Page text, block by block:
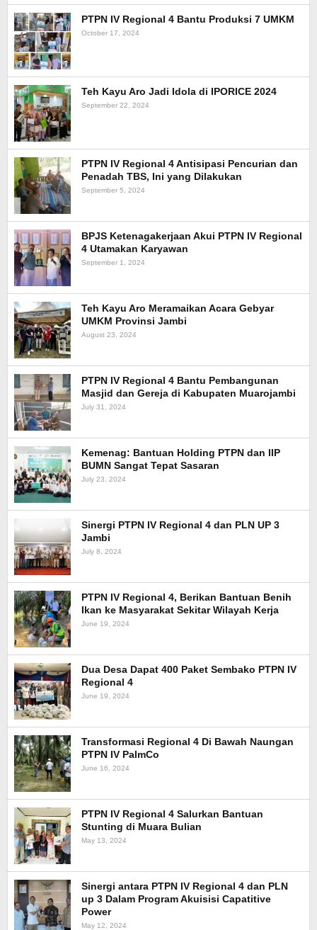
PTPN IV Regional 4 Bantu Produksi 7 UMKM
October 17, 2024
Teh Kayu Aro Jadi Idola di IPORICE 2024
September 22, 2024
PTPN IV Regional 4 Antisipasi Pencurian dan
Penadah TBS, Ini yang Dilakukan
September 5, 2024
BPJS Ketenagakerjaan Akui PTPN IV Regional
4 Utamakan Karyawan
September 1, 2024
Teh Kayu Aro Meramaikan Acara Gebyar
UMKM Provinsi Jambi
August 23, 2024
PTPN IV Regional 4 Bantu Pembangunan
Masjid dan Gereja di Kabupaten Muarojambi
July 31, 2024
Kemenag: Bantuan Holding PTPN dan IIP
BUMN Sangat Tepat Sasaran
July 23, 2024
Sinergi PTPN IV Regional 4 dan PLN UP 3
Jambi
July 8, 2024
PTPN IV Regional 4, Berikan Bantuan Benih
Ikan ke Masyarakat Sekitar Wilayah Kerja
June 19, 2024
Dua Desa Dapat 400 Paket Sembako PTPN IV
Regional 4
June 19, 2024
Transformasi Regional 4 Di Bawah Naungan
PTPN IV PalmCo
June 16, 2024
PTPN IV Regional 4 Salurkan Bantuan
Stunting di Muara Bulian
May 13, 2024
Sinergi antara PTPN IV Regional 4 dan PLN
up 3 Dalam Program Akuisisi Capatitive
Power
May 12, 2024